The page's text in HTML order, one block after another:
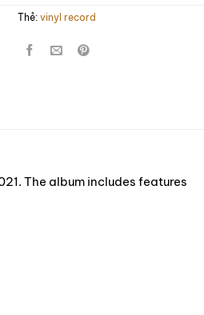
Thẻ:vinyl record
The album includes features